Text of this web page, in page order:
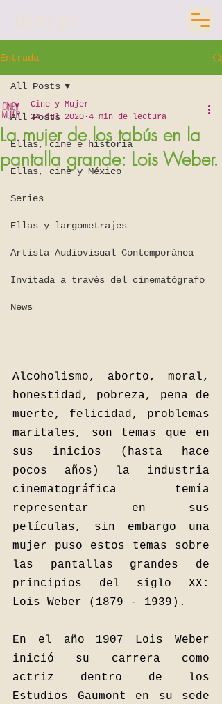
Entrada
All Posts
Ellas, cine e historia
Ellas, cine y México
Series
Ellas y largometrajes
Artista Audiovisual Contemporánea
Invitada a través del cinematógrafo
News
All Posts
La mujer de los tabús en la
pantalla grande: Lois Weber.
Cine y Mujer
24 jul 2020 4 min de lectura
Alcoholismo, aborto, moral,
honestidad, pobreza, pena de
muerte, felicidad, problemas
maritales, son temas que en
sus inicios (hasta hace
pocos años) la industria
cinematográfica temía
representar en sus
películas, sin embargo una
mujer puso estos temas sobre
las pantallas grandes de
principios del siglo XX:
Lois Weber (1879 - 1939).
En el año 1907 Lois Weber
inició su carrera como
actriz dentro de los
Estudios Gaumont en su sede